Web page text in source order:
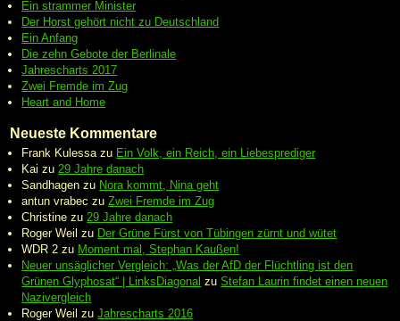
Ein strammer Minister
Der Horst gehört nicht zu Deutschland
Ein Anfang
Die zehn Gebote der Berlinale
Jahrescharts 2017
Zwei Fremde im Zug
Heart and Home
Neueste Kommentare
Frank Kulessa zu Ein Volk, ein Reich, ein Liebesprediger
Kai zu 29 Jahre danach
Sandhagen zu Nora kommt, Nina geht
antun vrabec zuZwei Fremde im Zug
Christine zu 29 Jahre danach
Roger Weil zu Der Grüne Fürst von Tübingen zürnt und wütet
WDR 2 zu Moment mal, Stephan Kaußen!
Neuer unsäglicher Vergleich: „Was der AfD der Flüchtling ist den
Grünen Glyphosat“ | LinksDiagonal zuStefan Laurin findet einen neuen
Nazivergleich
Roger Weil zuJahrescharts 2016